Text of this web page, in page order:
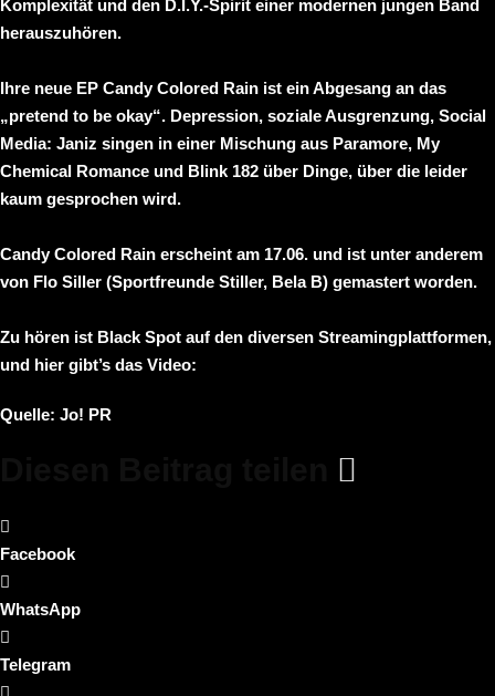
Komplexität und den D.I.Y.-Spirit einer modernen jungen Band
herauszuhören.
Ihre neue EP Candy Colored Rain ist ein Abgesang an das
„pretend to be okay“. Depression, soziale Ausgrenzung, Social
Media: Janiz singen in einer Mischung aus Paramore, My
Chemical Romance und Blink 182 über Dinge, über die leider
kaum gesprochen wird.
Candy Colored Rain erscheint am 17.06. und ist unter anderem
von Flo Siller (Sportfreunde Stiller, Bela B) gemastert worden.
Zu hören ist Black Spot auf den diversen Streamingplattformen,
und hier gibt’s das Video:
Quelle: Jo! PR
Facebook
WhatsApp
Telegram